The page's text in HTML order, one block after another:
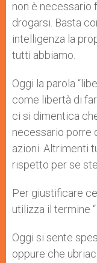
non è necessario
drogarsi. Basta
intelligenza la
tutti abbiamo.
Oggi la parola
come libertà di
ci si dimentica
necessario porre
azioni. Altrimenti
rispetto per se
Per giustificare
utilizza il termine
Oggi si sente
oppure che